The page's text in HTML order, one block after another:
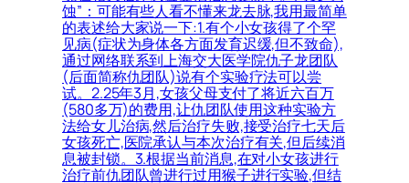
蚀”：可能有些人看不懂来龙去脉,我用最简单
的表述给大家说一下:1.有个小女孩得了个罕
见病(症状为身体各方面发育迟缓,但不致命),
通过网络联系到上海交大医学院仇子龙团队
(后面简称仇团队)说有个实验疗法可以尝
试。2.25年3月,女孩父母支付了将近六百万
(580多万)的费用,让仇团队使用这种实验方
法给女儿治病,然后治疗失败,接受治疗七天后
女孩死亡,医院承认与本次治疗有关,但后续消
息被封锁。3.根据当前消息,在对小女孩进行
治疗前仇团队曾进行过用猴子进行实验,但结